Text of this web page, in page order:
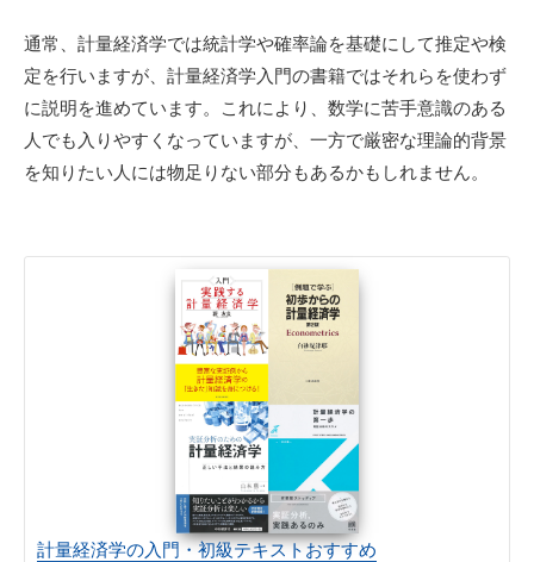
通常、計量経済学では統計学や確率論を基礎にして推定や検
定を行いますが、計量経済学入門の書籍ではそれらを使わず
に説明を進めています。これにより、数学に苦手意識のある
人でも入りやすくなっていますが、一方で厳密な理論的背景
を知りたい人には物足りない部分もあるかもしれません。
計量経済学の入門・初級テキストおすすめ